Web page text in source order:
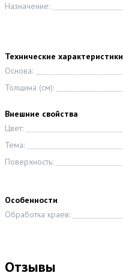
Назначение:
Технические характеристики
Основа:
Толщина (см):
Внешние свойства
Цвет:
Тема:
Поверхность:
Особенности
Обработка краев:
Отзывы